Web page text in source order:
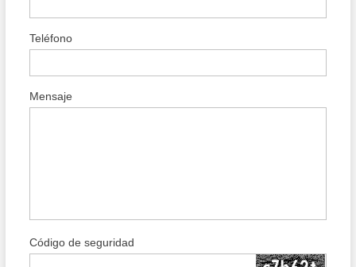
Teléfono
Mensaje
Código de seguridad